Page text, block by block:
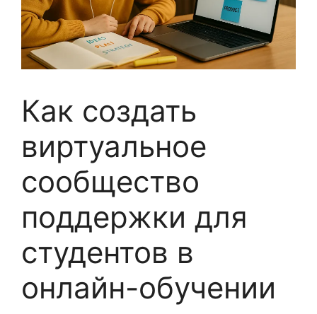
Как создать
виртуальное
сообщество
поддержки для
студентов в
онлайн-обучении